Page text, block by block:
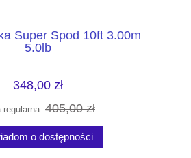
Super Spod 10ft 3.00m
5.0lb
348,00 zł
regularna: 405,00 zł
o dostępności